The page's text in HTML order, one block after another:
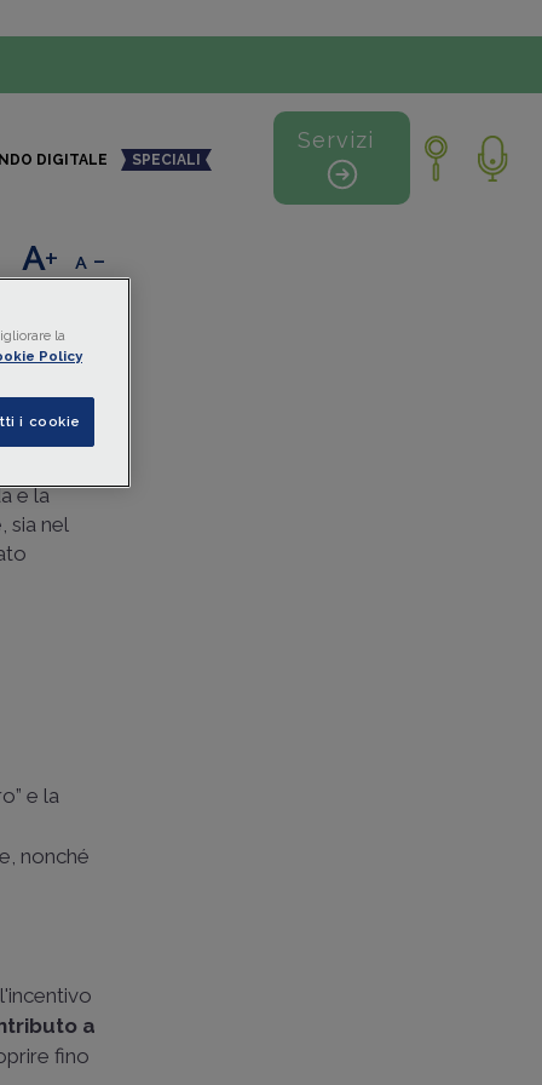
DIGITALE SPECIALI
Servizi
e la
sia nel
+ -
e la
nonché
a
fino
la
Policy
i cookie